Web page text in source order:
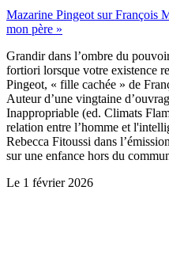
Mazarine Pingeot sur François
mon père »
Grandir dans l’ombre du
fortiori lorsque votre existence
Pingeot, « fille cachée » de
Auteur d’une vingtaine
Inappropriable (ed. Climats
relation entre l’homme et
Rebecca Fitoussi dans
sur une enfance hors du
Le 1 février 2026